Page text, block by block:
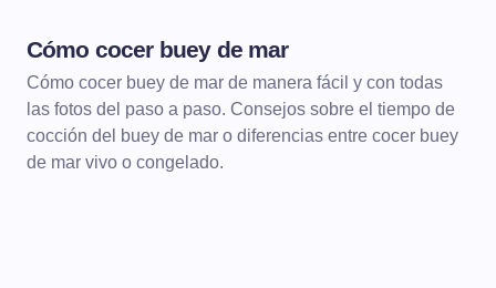
Cómo cocer buey de mar
Cómo cocer buey de mar de manera fácil y con todas
las fotos del paso a paso. Consejos sobre el tiempo de
cocción del buey de mar o diferencias entre cocer buey
de mar vivo o congelado.